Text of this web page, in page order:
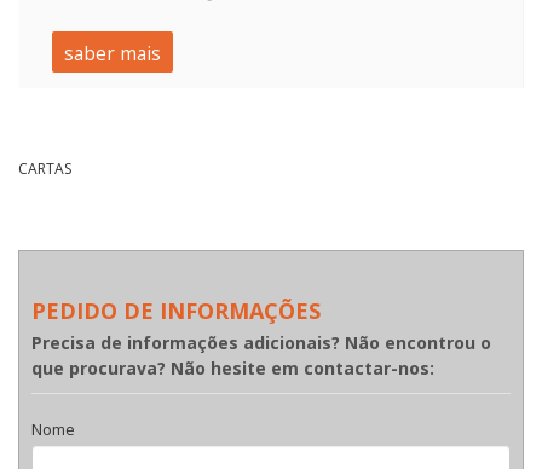
saber mais
CARTAS
PEDIDO DE INFORMAÇÕES
Precisa de informações adicionais? Não encontrou o
que procurava? Não hesite em contactar-nos:
Nome